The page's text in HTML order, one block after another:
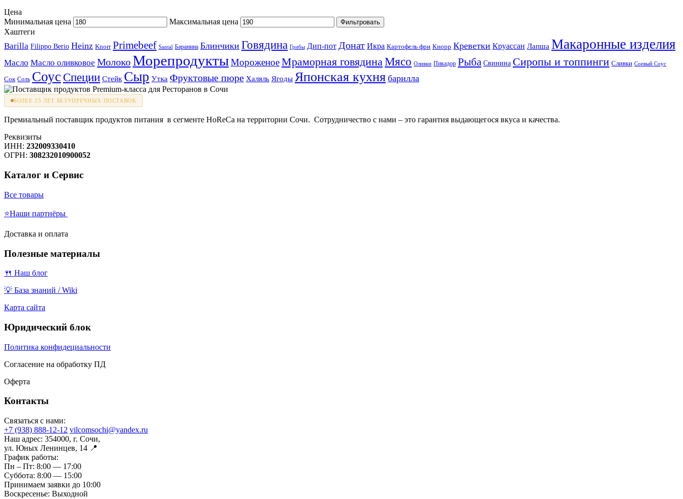
Цена
Минимальная цена
Максимальная цена Фильтровать
Хаштеги
Barilla Filippo Berio Heinz Knorr Primebeef Santal Баранина Блинчики Говядина Грибы Дип-пот Донат Икра Картофель фри Кнорр Креветки Круассан Лапша Макаронные изделия
Масло Масло оливковое МолокоМорепродуктыМороженоеМраморная говядинаМясо Оливки Пикадор Рыба Свинина Сиропы и топпинги Сливки Соевый Соус
Сок Соль Соус Специи Стейк Сыр Утка Фруктовые пюре Халяль Ягоды Японская кухня барилла
БОЛЕЕ 25 ЛЕТ БЕЗУПРЕЧНЫХ ПОСТАВОК
Премиальный поставщик продуктов питания в сегменте HoReCa на территории Сочи. Сотрудничество с нами – это гарантия выдающегося вкуса и качества.
Реквизиты
ИНН: 232009330410
ОГРН: 308232010900052
Каталог и Сервис
Все товары
⭐Наши партнёры
Доставка и оплата
Полезные материалы
🍴 Наш блог
💡 База знаний / Wiki
Карта сайта
Юридический блок
Политика конфидециальности
Согласение на обработку ПД
Оферта
Контакты
Связаться с нами:
+7 (938) 888-12-12 vilcomsochi@yandex.ru
Наш адрес: 354000, г. Сочи,
ул. Юных Ленинцев, 14 📍
График работы:
Пн – Пт: 8:00 — 17:00
Суббота: 8:00 — 15:00
Принимаем заявки до 10:00
Воскресенье: Выходной